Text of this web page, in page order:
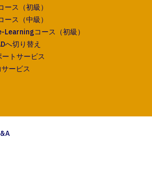
ス（初級）
ス（中級）
Learningコース（初級）
へ切り替え
トサービス
ービス